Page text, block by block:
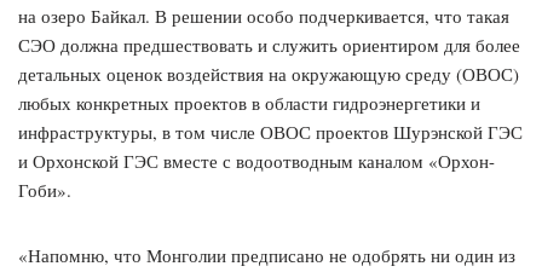
на озеро Байкал. В решении особо подчеркивается, что такая
СЭО должна предшествовать и служить ориентиром для более
детальных оценок воздействия на окружающую среду (ОВОС)
любых конкретных проектов в области гидроэнергетики и
инфраструктуры, в том числе ОВОС проектов Шурэнской ГЭС
и Орхонской ГЭС вместе с водоотводным каналом «Орхон-
Гоби».
«Напомню, что Монголии предписано не одобрять ни один из